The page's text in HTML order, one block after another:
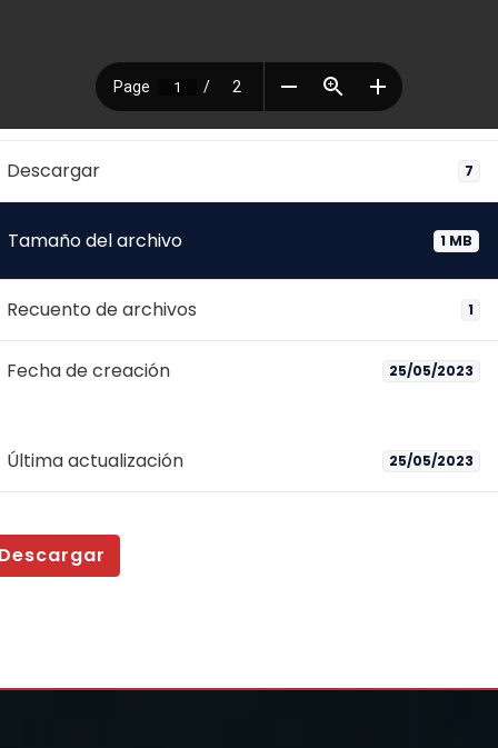
Descargar 7
Tamaño del archivo 1 MB
Recuento de archivos 1
Fecha de creación 25/05/2023
Última actualización 25/05/2023